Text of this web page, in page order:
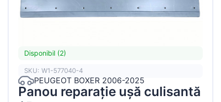
Disponibil (2)
SKU: W1-577040-4
PEUGEOT BOXER 2006-2025
Panou reparație ușă culisantă